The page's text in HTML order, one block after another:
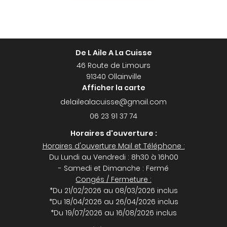
De L Aile A La Cuisse
46 Route de Limours
91340 Ollainville
Afficher la carte
06 23 91 37 74
Horaires d'ouverture :
Horaires d'ouverture Mail et Téléphone :
Du Lundi au Vendredi : 8h30 à 16h00
- Samedi et Dimanche : Fermé
Congés / Fermeture :
*Du 21/02/2026 au 08/03/2026 inclus
*Du 18/04/2026 au 26/04/2026 inclus
*Du 19/07/2026 au 16/08/2026 inclus